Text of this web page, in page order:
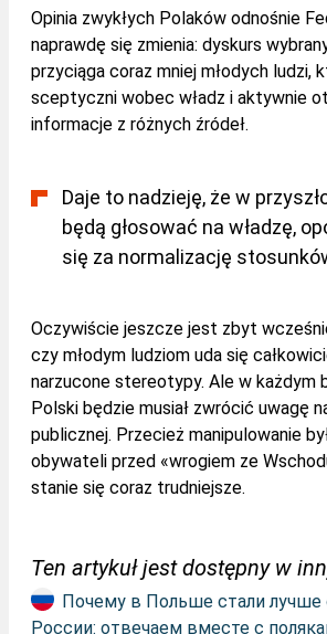
Opinia zwykłych Polaków odnośnie
naprawdę się zmienia: dyskurs
przyciąga coraz mniej młodych ludzi,
sceptyczni wobec władz i aktywnie
informacje z różnych źródeł.
Daje to nadzieję, że w
będą głosować na władzę,
się za normalizację
Oczywiście jeszcze jest zbyt
czy młodym ludziom uda się
narzucone stereotypy. Ale w każdym
Polski będzie musiał zwrócić uwagę
publicznej. Przecież manipulowanie
obywateli przed «wrogiem ze
stanie się coraz trudniejsze.
Ten artykuł jest dostępny w
Почему в Польше стали лучше
России: отвечаем вместе с